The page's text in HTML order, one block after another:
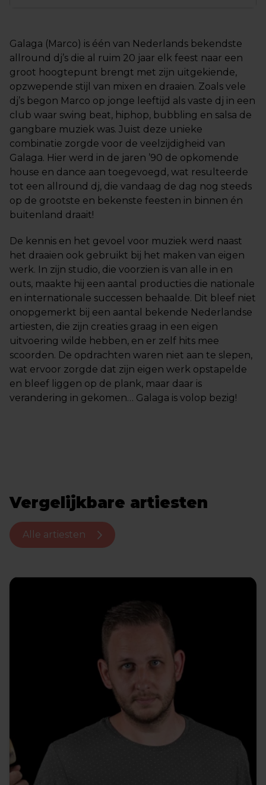
Galaga (Marco) is één van Nederlands bekendste
allround dj’s die al ruim 20 jaar elk feest naar een
groot hoogtepunt brengt met zijn uitgekiende,
opzwepende stijl van mixen en draaien. Zoals vele
dj’s begon Marco op jonge leeftijd als vaste dj in een
club waar swing beat, hiphop, bubbling en salsa de
gangbare muziek was. Juist deze unieke
combinatie zorgde voor de veelzijdigheid van
Galaga. Hier werd in de jaren ’90 de opkomende
house en dance aan toegevoegd, wat resulteerde
tot een allround dj, die vandaag de dag nog steeds
op de grootste en bekenste feesten in binnen én
buitenland draait!
De kennis en het gevoel voor muziek werd naast
het draaien ook gebruikt bij het maken van eigen
werk. In zijn studio, die voorzien is van alle in en
outs, maakte hij een aantal producties die nationale
en internationale successen behaalde. Dit bleef niet
onopgemerkt bij een aantal bekende Nederlandse
artiesten, die zijn creaties graag in een eigen
uitvoering wilde hebben, en er zelf hits mee
scoorden. De opdrachten waren niet aan te slepen,
wat ervoor zorgde dat zijn eigen werk opstapelde
en bleef liggen op de plank, maar daar is
verandering in gekomen… Galaga is volop bezig!
Vergelijkbare artiesten
Alle artiesten